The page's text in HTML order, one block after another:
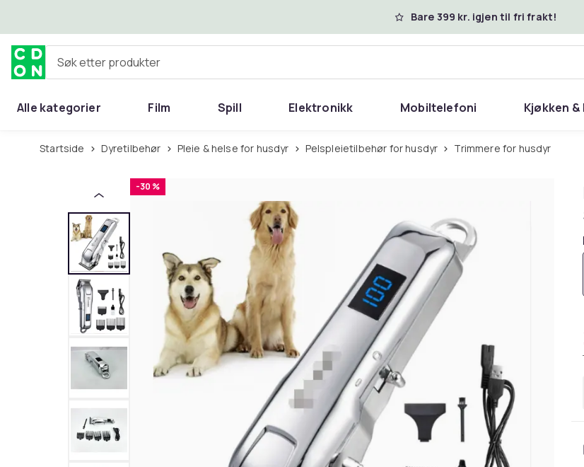
Bare 399 kr. igjen til fri frakt!
Søk etter produkter
Alle kategorier Film Spill Elektronikk Mobiltelefoni Kjøkken
Startside Dyretilbehør Pleie & helse for husdyr Pelspleietilbehør for husdyr Trimmere for husdyr
-30 %